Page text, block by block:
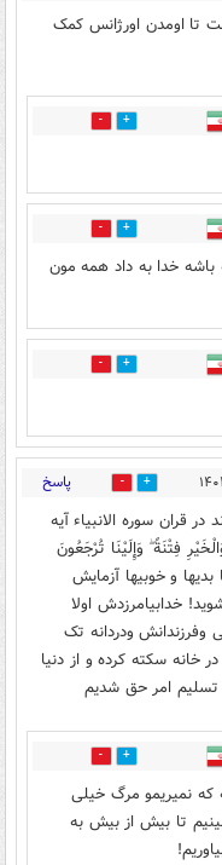
تا اومدن اورژانس کمک
5
1
باشه خدا به داد همه مون
0
1 پاسخ
سوره الانبياء آیه
فِتْنَةً ۖ وَإِلَيْنَا تُرْجَعُونَ
و خوبیها آزمایش
خدابیامرزدش اولا
ودردانه تک
خانه سکته کرده و از دنیا
امر حق شدیم
0
نمیریمو مرگ خیلی
تا بیش از بیش به